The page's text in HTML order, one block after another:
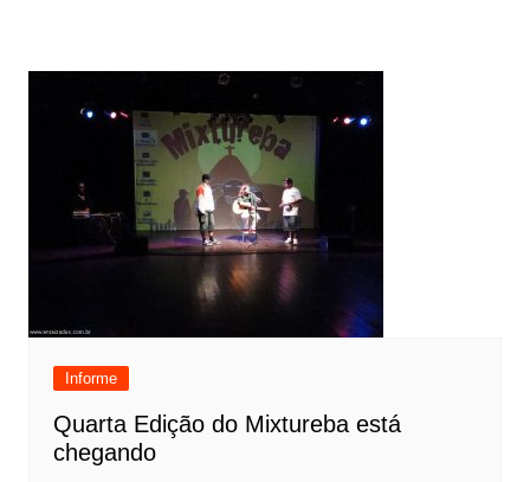
Informe
Quarta Edição do Mixtureba está
chegando